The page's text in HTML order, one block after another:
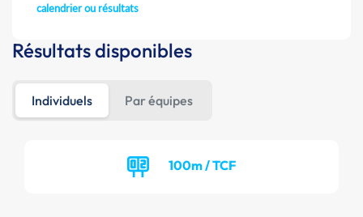
calendrier ou résultats
Résultats disponibles
Individuels Par équipes
100m / TCF